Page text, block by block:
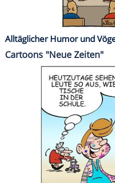
Alltäglicher Humor und
Cartoons "Neue Zeiten"